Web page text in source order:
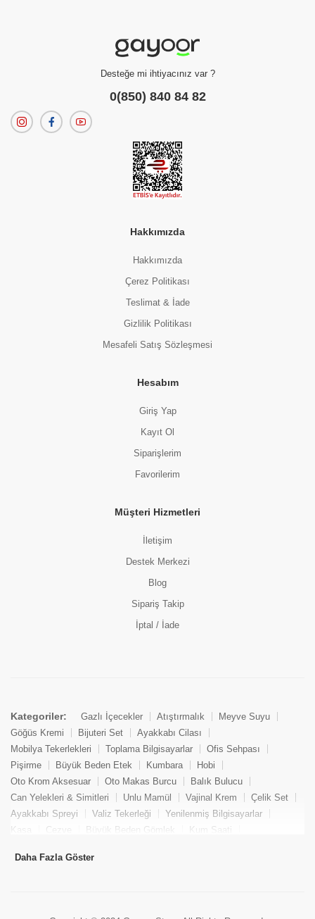
Desteğe mi ihtiyacınız var ?
0(850) 840 84 82
Hakkımızda
Hakkımızda
Çerez Politikası
Teslimat & İade
Gizlilik Politikası
Mesafeli Satış Sözleşmesi
Hesabım
Giriş Yap
Kayıt Ol
Siparişlerim
Favorilerim
Müşteri Hizmetleri
İletişim
Destek Merkezi
Blog
Sipariş Takip
İptal / İade
Kategoriler: Gazlı İçecekler Atıştırmalık
Meyve Suyu
Göğüs Kremi
Bijuteri Set
Ayakkabı Cilası
Mobilya Tekerlekleri
Toplama Bilgisayarlar
Ofis Sehpası
Pişirme
Büyük Beden Etek Kumbara
Hobi
Oto Krom Aksesuar
Oto Makas Burcu
Balık Bulucu
Can Yelekleri & Simitleri
Unlu Mamül Vajinal Krem
Çelik Set
Ayakkabı Spreyi
Valiz Tekerleği
Yenilenmiş Bilgisayarlar
Kasa
Cezve Büyük Beden Gömlek
Kum Saati
Tekne Bağlama & Demirleme
Daha Fazla Göster